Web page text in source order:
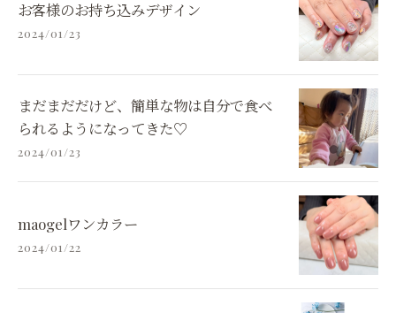
お客様のお持ち込みデザイン
2024/01/23
まだまだだけど、簡単な物は自分で食べ
られるようになってきた♡
2024/01/23
maogelワンカラー
2024/01/22